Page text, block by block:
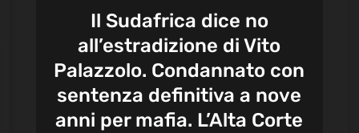
Il Sudafrica dice no
all’estradizione di Vito
Palazzolo. Condannato con
sentenza definitiva a nove
anni per mafia. L’Alta Corte